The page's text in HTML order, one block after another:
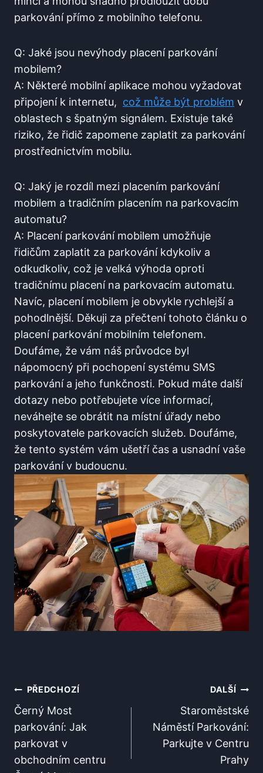
parkování ⁣přímo z mobilního ​telefonu.
Q: ⁤Jaké jsou ⁤nevýhody‌ placení parkování
mobilem?
A: ​Některé mobilní aplikace mohou‍ vyžadovat
připojení k internetu, ​ což může ⁣být problém v
⁢oblastech s⁢ špatným signálem. Existuje⁢ také
riziko, že řidič ​zapomene zaplatit za ⁤parkování
prostřednictvím mobilu.
Q: Jaký je rozdíl⁣ mezi‌ placením parkování
mobilem a​ tradičním placením na parkovacím
automatu?
A:⁤ Placení ⁤parkování ‍mobilem umožňuje
‍řidičům ⁤zaplatit za parkování kdykoliv a
odkudkoliv, což je velká ‍výhoda oproti
tradičnímu placení​ na‌ parkovacím automatu.
Navíc, placení mobilem je obvykle rychlejší a
pohodlnější.​ Děkuji za přečtení tohoto článku o‍
placení parkování mobilním ​telefonem.⁤
Doufáme, že ⁢vám náš⁤ průvodce byl
nápomocný při​ pochopení systému SMS
parkování a jeho funkčnosti. Pokud máte další
⁢dotazy nebo potřebujete ‍více informací,
neváhejte se obrátit‍ na místní úřady nebo
poskytovatele‌ parkovacích služeb. Doufáme,
že tento ‌systém vám ušetří⁣ čas a usnadní‌ vaše⁤
parkování ​v budoucnu.
Navigace
Pro
Příspěvek
PŘEDCHOZÍ
Černý Most
parkování: Jak
parkovat v
obchodním centru
DALŠÍ
Staroměstské
Náměstí Parkování:
Parkujte v Centru
Prahy